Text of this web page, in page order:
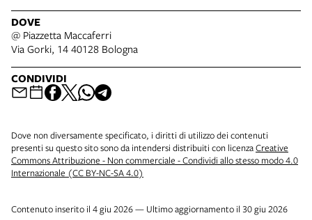
DOVE
@ Piazzetta Maccaferri
Via Gorki, 14 40128 Bologna
CONDIVIDI
Dove non diversamente specificato, i diritti di utilizzo dei contenuti
presenti su questo sito sono da intendersi distribuiti con licenzaCreative
Commons Attribuzione - Non commerciale - Condividi allo stesso modo 4.0
Internazionale (CC BY-NC-SA 4.0)
Contenuto inserito il 4 giu 2026 — Ultimo aggiornamento il 30 giu 2026